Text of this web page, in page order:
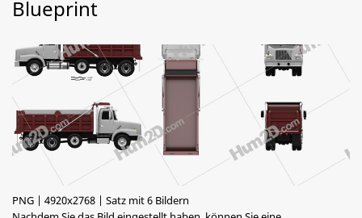
Blueprint
PNG | 4920x2768 | Satz mit 6 Bildern